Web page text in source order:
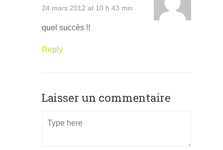
24 mars 2012 at 10 h 43 min
quel succès !!
Reply
Laisser un commentaire